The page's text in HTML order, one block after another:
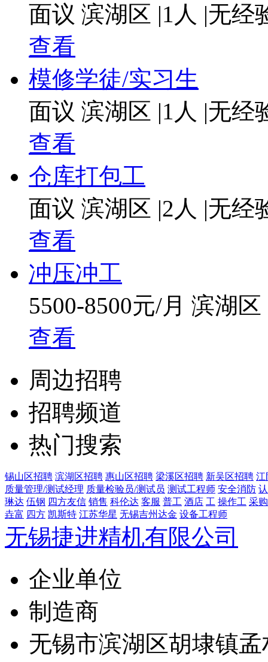
面议 滨湖区 |1人 |无经
查看
模修学徒/实习生
面议 滨湖区 |1人 |无经
查看
仓库打包工
面议 滨湖区 |2人 |无经
查看
冲压冲工
5500-8500元/月 滨湖区
查看
周边招聘
招聘频道
热门搜索
锡山区招聘 滨湖区招聘 惠山区招聘 梁溪区招聘 新吴区招聘 江
质量管理/测试经理 质量检验员/测试员 测试工程师 安全消防
琳达 伍钢 四方友信 销售 科伦达 客服 普工 酒店 工 操作工 采购
垚富 四方 凯斯特 江苏华星 无锡吉州达金 设备工程师
无锡捷进精机有限公司
企业单位
制造商
无锡市滨湖区胡埭镇孟